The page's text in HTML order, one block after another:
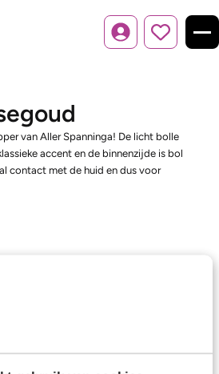
Inloggen
van Aller Spanninga! De licht bolle
accent en de binnenzijde is bol
contact met de huid en dus voor